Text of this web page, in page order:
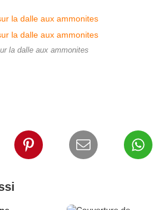
la dalle aux ammonites